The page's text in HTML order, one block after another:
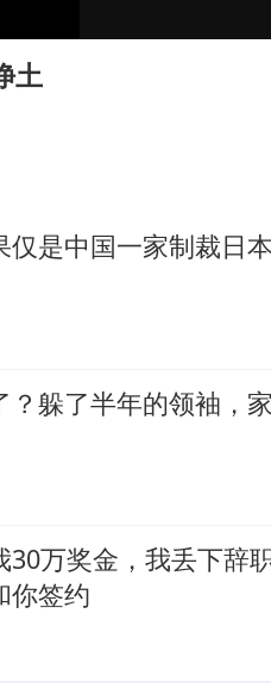
一“温度计大楼”读数爆表
利用漏洞0元薅走3000多件
开新局 实干挑大梁
土
仅是中国一家制裁日
？躲了半年的领袖，
30万奖金，我丢下辞
你签约